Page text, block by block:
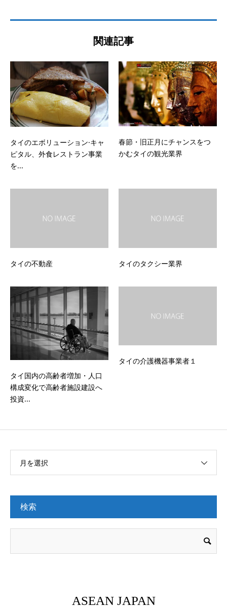
関連記事
タイのエボリューション·キャ
ピタル、外食レストラン事業
を...
春節・旧正月にチャンスをつ
かむタイの観光業界
タイの不動産 タイのタクシー業界
タイ国内の高齢者増加・人口
構成変化で高齢者施設建設へ
投資...
タイの介護機器事業者１
月を選択
検索
ASEAN JAPAN